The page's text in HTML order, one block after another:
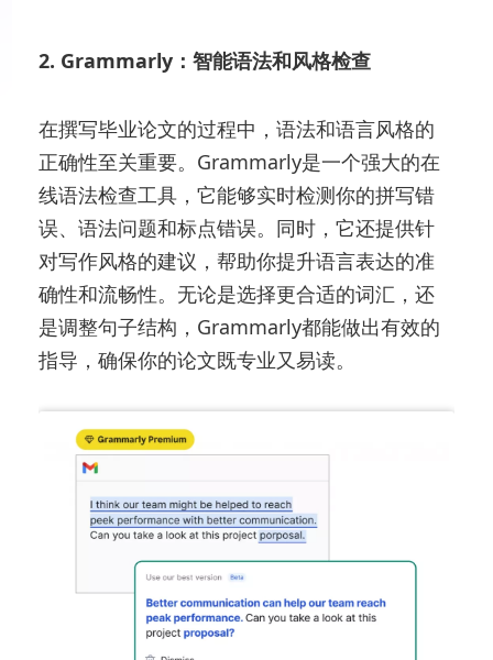
2. Grammarly：智能语法和风格检查
在撰写毕业论文的过程中，语法和语言风格的
正确性至关重要。Grammarly是一个强大的在
线语法检查工具，它能够实时检测你的拼写错
误、语法问题和标点错误。同时，它还提供针
对写作风格的建议，帮助你提升语言表达的准
确性和流畅性。无论是选择更合适的词汇，还
是调整句子结构，Grammarly都能做出有效的
指导，确保你的论文既专业又易读。